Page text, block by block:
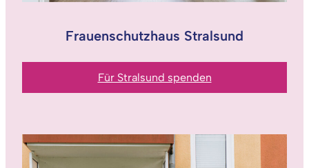
Frauenschutzhaus Stralsund
Für Stralsund spenden